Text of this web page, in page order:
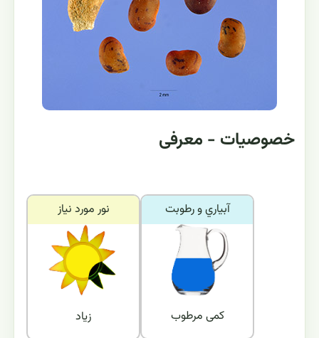
خصوصیات - معرفی
نور مورد نياز
زیاد
آبياري و رطوبت
کمی مرطوب